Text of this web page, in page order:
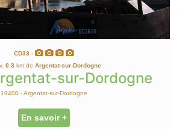
CD33 -
0.3 km de Argentat-sur-Dordogne
sur-Dordogne
19400 - Argentat-sur-Dordogne
En savoir +